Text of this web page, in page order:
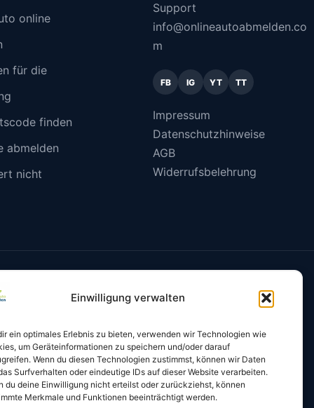
Einwilligung verwalten
ein optimales Erlebnis zu bieten, verwenden wir Technologien wie
um Geräteinformationen zu speichern und/oder darauf
Wenn du diesen Technologien zustimmst, können wir Daten
Surfverhalten oder eindeutige IDs auf dieser Website verarbeiten.
du deine Einwilligung nicht erteilst oder zurückziehst, können
Merkmale und Funktionen beeinträchtigt werden.
online
für die
finden
abmelden
nicht
Support
info@onlineautoabmelden.co
m
FB IG YT TT
Impressum
Datenschutzhinweise
AGB
Widerrufsbelehrung